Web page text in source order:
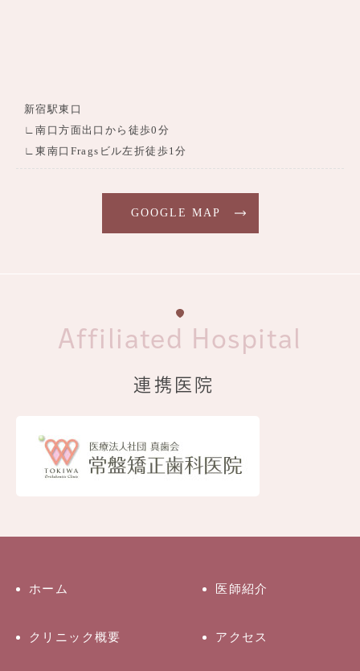
新宿駅東口
∟南口方面出口から徒歩0分
∟東南口Fragsビル左折徒歩1分
GOOGLE MAP
Affiliated Hospital
連携医院
ホーム 医師紹介
クリニック概要 アクセス